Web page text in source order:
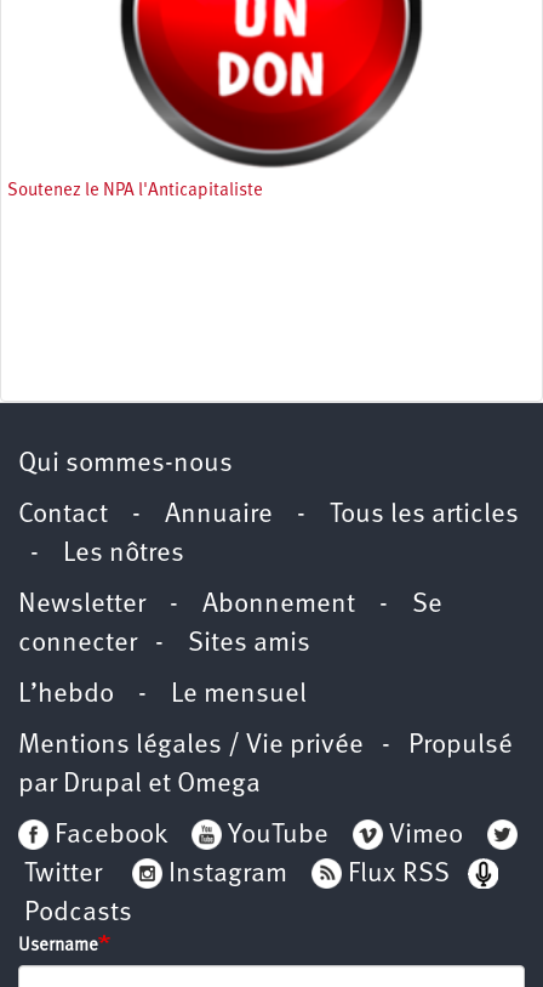
Soutenez le NPA l'Anticapitaliste
Qui sommes-nous
Contact - Annuaire - Tous les articles
-
Les nôtres
Newsletter- Abonnement - Se
connecter- Sites amis
L’hebdo -
Le mensuel
Mentions légales / Vie privée - Propulsé
par Drupal et Omega
Facebook
YouTube
Vimeo
Twitter
Instagram
Flux RSS
Podcasts
Username